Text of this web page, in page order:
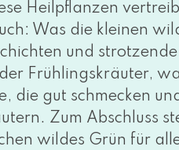
Heilpflanzen
Was die klei­nen
und
Frühlingskräuter,
die gut schme­cken
Zum Abschluss
wil­des Grün für